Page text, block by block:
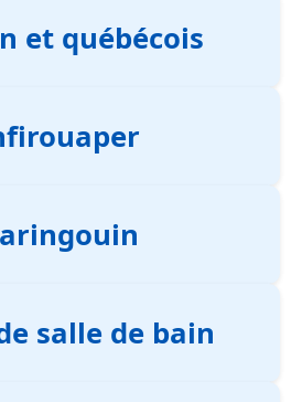
et québécois
salle de bain